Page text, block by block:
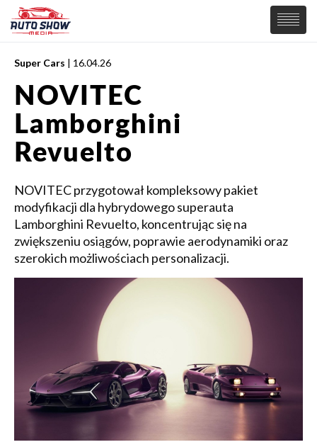
PREMIERY
SAMOCHODY
Wiadomości
Samochody Koncepcyjne
Elektryczne
MOTORSPORT
Super Cars | 16.04.26
NOVITEC
Lamborghini
Revuelto
NOVITEC przygotował kompleksowy pakiet
modyfikacji dla hybrydowego superauta
Lamborghini Revuelto, koncentrując się na
zwiększeniu osiągów, poprawie aerodynamiki oraz
szerokich możliwościach personalizacji.